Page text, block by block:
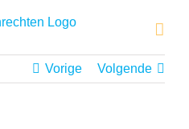
Vorige
Volgende